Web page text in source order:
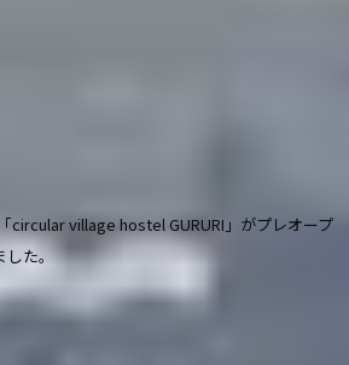
circular village hostel GURURI」がプレオープ
した。